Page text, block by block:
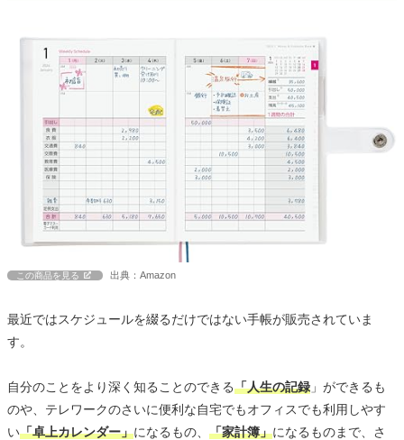
この商品を見る 出典：Amazon
最近ではスケジュールを綴るだけではない手帳が販売されていま
す。
自分のことをより深く知ることのできる「人生の記録 」ができるも
のや、テレワークのさいに便利な自宅でもオフィスでも利用しやす
い「卓上カレンダー」になるもの、 「家計簿」になるものまで、さ